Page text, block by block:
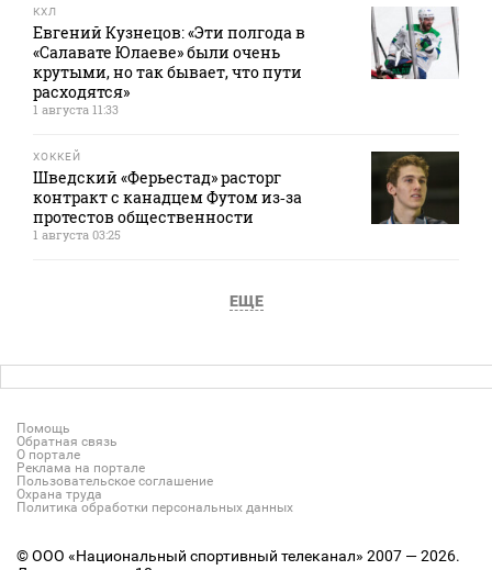
КХЛ
Евгений Кузнецов: «Эти полгода в
«Салавате Юлаеве» были очень
крутыми, но так бывает, что пути
расходятся»
1 августа 11:33
ХОККЕЙ
Шведский «Ферьестад» расторг
контракт с канадцем Футом из‑за
протестов общественности
1 августа 03:25
ЕЩЕ
Помощь
Обратная связь
О портале
Реклама на портале
Пользовательское соглашение
Охрана труда
Политика обработки персональных данных
© ООО «Национальный спортивный телеканал» 2007 — 2026.